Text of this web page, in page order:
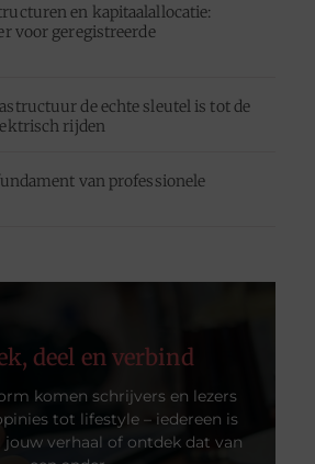
en kapitaalallocatie:
voor geregistreerde
de echte sleutel is tot de
rijden
van professionele
deel en verbind
komen schrijvers en lezers
tot lifestyle – iedereen is
jouw verhaal of ontdek dat van